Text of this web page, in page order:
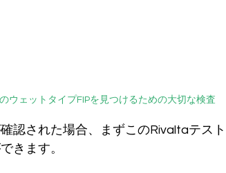
ウェットタイプFIPを見つけるための大切な検査
認された場合、まずこのRivaltaテス
きます。